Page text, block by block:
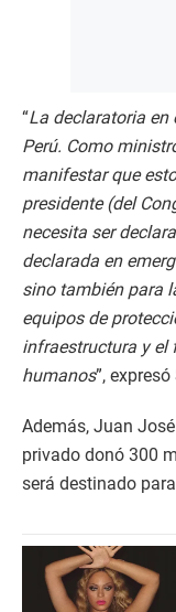
“La declaratoria en
Perú. Como
manifestar que
presidente (del
necesita ser
declarada en
sino también para
equipos de
infraestructura y el
humanos”,
Además, Juan
privado donó 300
será destinado